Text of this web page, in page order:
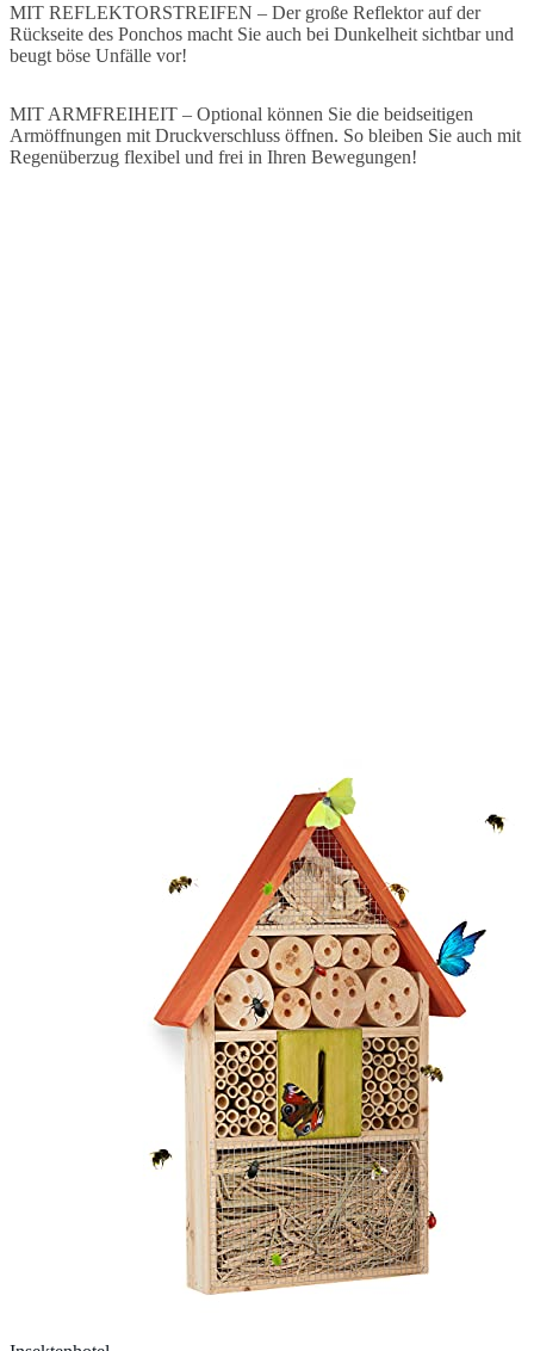
MIT REFLEKTORSTREIFEN – Der große Reflektor auf der
Rückseite des Ponchos macht Sie auch bei Dunkelheit sichtbar und
beugt böse Unfälle vor!
MIT ARMFREIHEIT – Optional können Sie die beidseitigen
Armöffnungen mit Druckverschluss öffnen. So bleiben Sie auch mit
Regenüberzug flexibel und frei in Ihren Bewegungen!